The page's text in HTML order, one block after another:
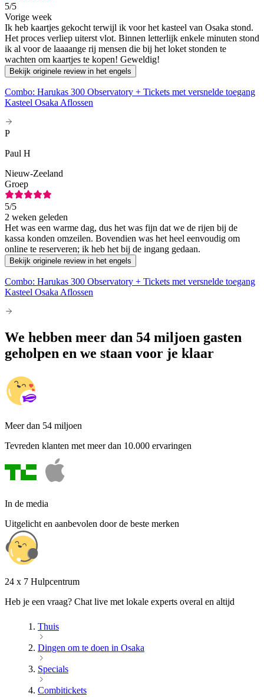
5/5
Vorige week
Ik heb kaartjes gekocht terwijl ik voor het kasteel van Osaka stond.
Het proces verliep uiterst vlot. Binnen letterlijk enkele minuten stond
ik al voor de laaaange rij mensen die bij het loket stonden te
wachten om kaartjes te kopen! Geweldig!
Bekijk originele review in het engels
Combo: Harukas 300 Observatory + Tickets met versnelde toegang
Kasteel Osaka Aflossen
P
Paul H
Nieuw-Zeeland
Groep
5/5
2 weken geleden
Het was een warme dag, dus het was fijn dat we de rijen bij de
kassa konden omzeilen. Bovendien was het heel eenvoudig om
online te reserveren; ik heb het bij de ingang gedaan.
Bekijk originele review in het engels
Combo: Harukas 300 Observatory + Tickets met versnelde toegang
Kasteel Osaka Aflossen
We hebben meer dan 54 miljoen gasten
geholpen en we staan voor je klaar
Meer dan 54 miljoen
Tevreden klanten met meer dan 10.000 ervaringen
In de media
Uitgelicht en aanbevolen door de beste merken
24 x 7 Hulpcentrum
Heb je een vraag? Chat live met lokale experts overal en altijd
Thuis
Dingen om te doen in Osaka
Specials
Combitickets